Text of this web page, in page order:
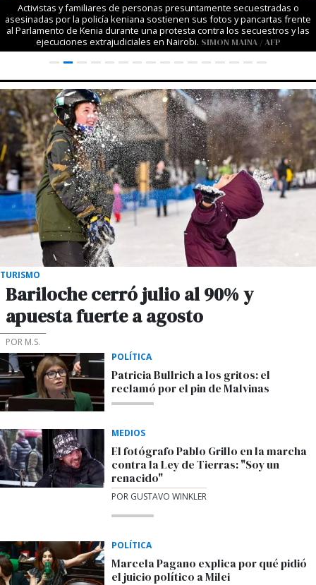
Activistas y familiares de personas presuntamente secuestradas o
asesinadas por la policía keniana sostienen sus fotos y pancartas frente
al Parlamento de Kenia durante una protesta contra los secuestros y las
ejecuciones extrajudiciales en Nairobi. SIMON MAINA / AFP
TURISMO
Bariloche cerró julio al 90% y
apuesta fuerte a agosto
POR M.S.
POLÍTICA
Patricia Bullrich a los gritos: el
reclamó por el pin de Malvinas
MEDIOS
El fotógrafo Pablo Grillo en la marcha
contra la Ley de Tierras: "Soy un
renacido"
POR GUSTAVO WINKLER
POLÍTICA
Marcela Pagano explica por qué pidió
el juicio político a Milei